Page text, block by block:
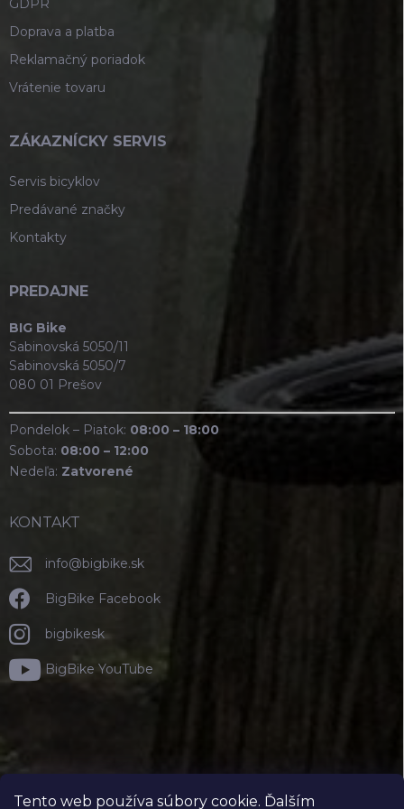
Tento web používa súbory cookie. Ďalším
GDPR
Doprava a platba
Reklamačný poriadok
Vrátenie tovaru
ZÁKAZNÍCKY SERVIS
Servis bicyklov
Predávané značky
Kontakty
PREDAJNE
BIG Bike
Sabinovská 5050/11
Sabinovská 5050/7
080 01 Prešov
Pondelok – Piatok: 08:00 – 18:00
Sobota: 08:00 – 12:00
Nedeľa: Zatvorené
KONTAKT
info@bigbike.sk
BigBike Facebook
bigbikesk
BigBike YouTube